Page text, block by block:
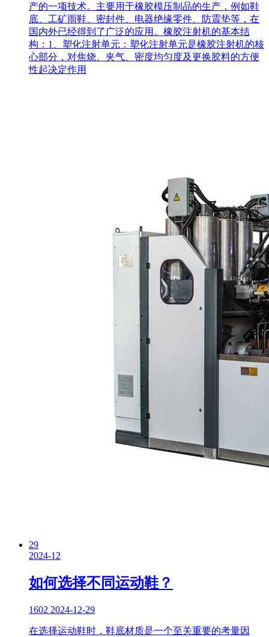
产的一项技术。主要用于橡胶模压制品的生产，例如鞋
底、工矿雨鞋、密封件、电器绝缘零件、防震垫等，在
国内外已经得到了广泛的应用。橡胶注射机的基本结
构：1、塑化注射单元：塑化注射单元是橡胶注射机的核
心部分，对焦烧、夹气、密度均匀度及更换胶料的方便
性起决定作用
29
2024-12
如何选择不同运动鞋？
1602 2024-12-29
在选择运动鞋时，鞋底材质是一个至关重要的考量因